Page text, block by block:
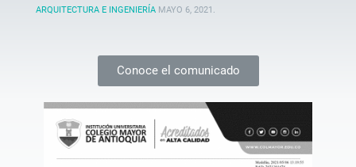
ARQUITECTURA E INGENIERÍA MAYO 6, 2021 .
Conoce el comunicado